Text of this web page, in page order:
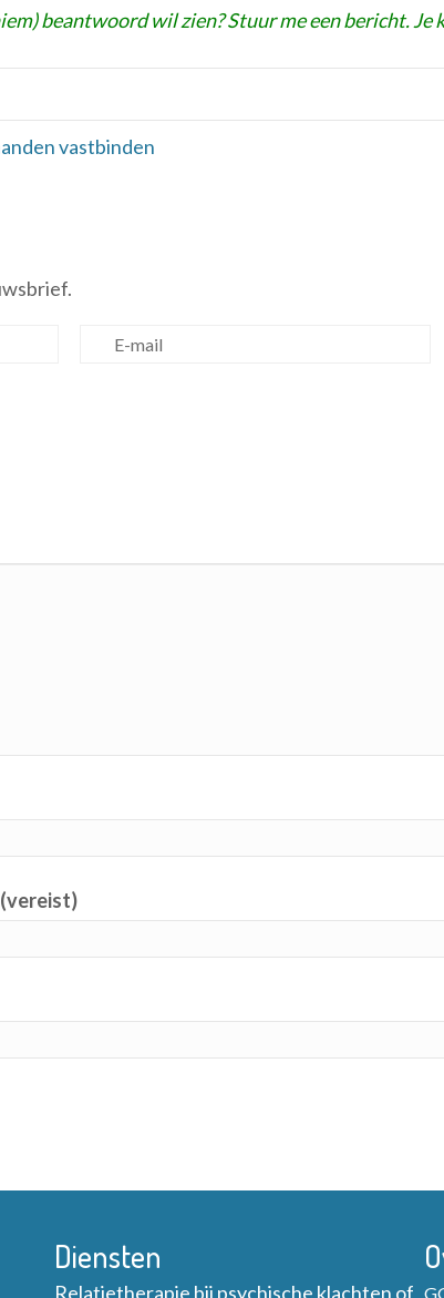
beantwoord wil zien? Stuur me eenbericht. Je
vastbinden
Diensten
Relatietherapie bij psychische klachten of